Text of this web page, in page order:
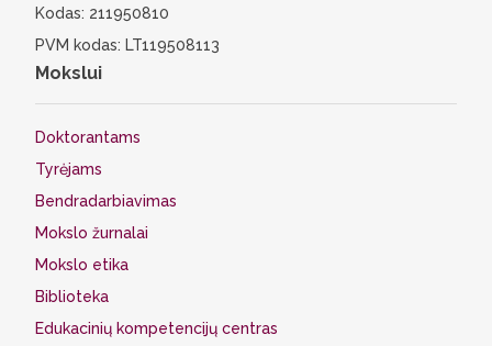
Kodas: 211950810
PVM kodas: LT119508113
Mokslui
Doktorantams
Tyrėjams
Bendradarbiavimas
Mokslo žurnalai
Mokslo etika
Biblioteka
Edukacinių kompetencijų centras